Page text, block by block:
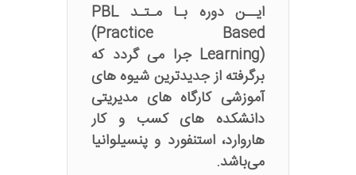
ایــن دوره بـا مـتـد PBL‌
(Practice Based
Learning) جرا می‌ گردد که
برگرفته از جدیدترین شیوه های
آموزشی کارگاه های مدیریتی
دانشکده های کسب و کار
هاروارد، استنفورد و پنسیلوانیا
می‌باشد.